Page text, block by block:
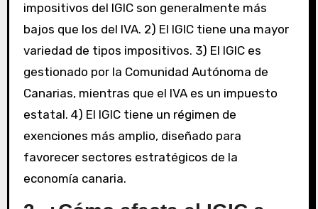
impositivos del IGIC son generalmente más
bajos que los del IVA. 2) El IGIC tiene una mayor
variedad de tipos impositivos. 3) El IGIC es
gestionado por la Comunidad Autónoma de
Canarias, mientras que el IVA es un impuesto
estatal. 4) El IGIC tiene un régimen de
exenciones más amplio, diseñado para
favorecer sectores estratégicos de la
economía canaria.